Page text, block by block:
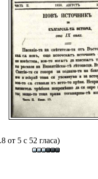
от 5 с 52 гласа)